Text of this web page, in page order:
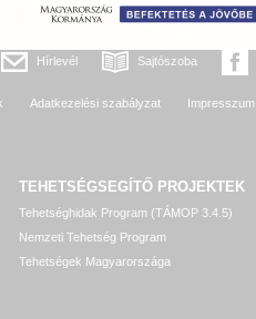
Hírlevél Sajtószoba
Adatkezelési szabályzat Impresszum
TEHETSÉGSEGÍTŐ PROJEKTEK
Tehetséghidak Program (TÁMOP 3.4.5)
Nemzeti Tehetség Program
Tehetségek Magyarországa